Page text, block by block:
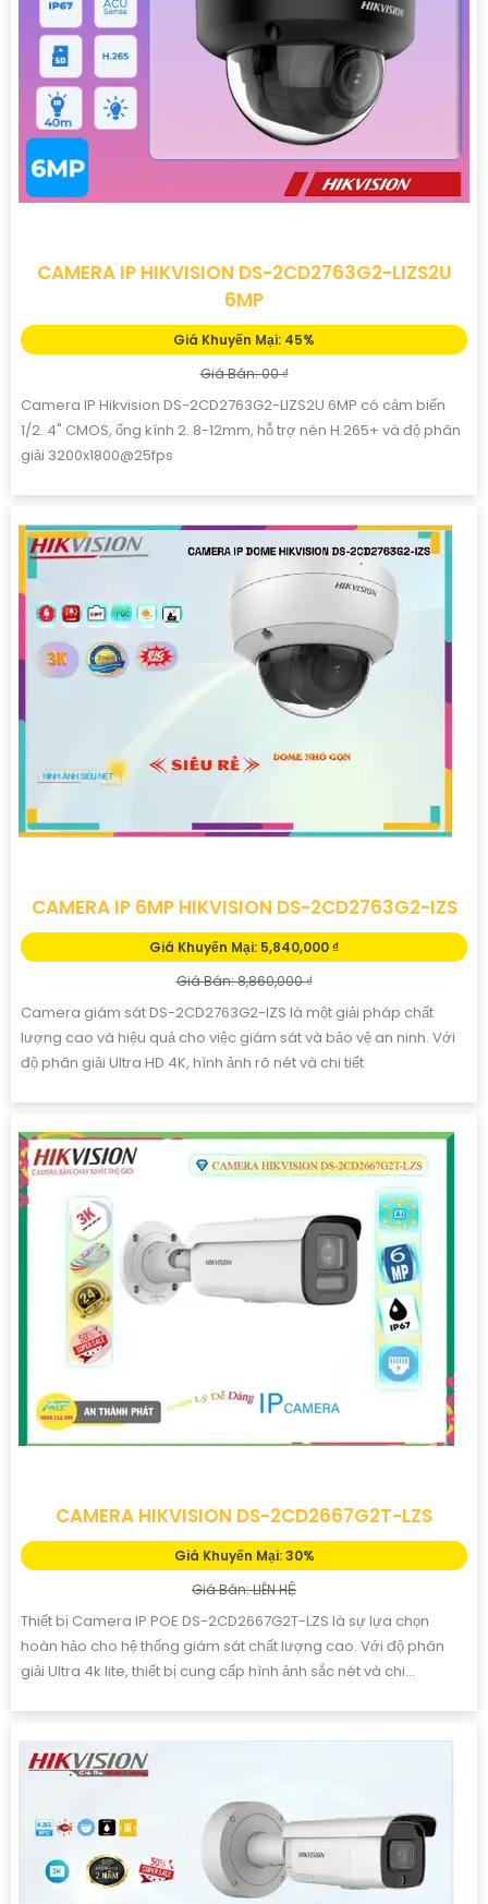
CAMERA IP HIKVISION DS-2CD2763G2-LIZS2U
6MP
Giá Khuyến Mại: 45%
Giá Bán: 00 ₫
Camera IP Hikvision DS-2CD2763G2-LIZS2U 6MP có cảm biến
1/2. 4" CMOS, ống kính 2. 8-12mm, hỗ trợ nén H.265+ và độ phân
giải 3200x1800@25fps
CAMERA IP 6MP HIKVISION DS-2CD2763G2-IZS
Giá Khuyến Mại: 5,840,000 ₫
Giá Bán: 8,860,000 ₫
Camera giám sát DS-2CD2763G2-IZS là một giải pháp chất
lượng cao và hiệu quả cho việc giám sát và bảo vệ an ninh. Với
độ phân giải Ultra HD 4K, hình ảnh rõ nét và chi tiết
CAMERA HIKVISION DS-2CD2667G2T-LZS
Giá Khuyến Mại: 30%
Giá Bán: LIÊN HỆ
Thiết bị Camera IP POE DS-2CD2667G2T-LZS là sự lựa chọn
hoàn hảo cho hệ thống giám sát chất lượng cao. Với độ phân
giải Ultra 4k lite, thiết bị cung cấp hình ảnh sắc nét và chi...